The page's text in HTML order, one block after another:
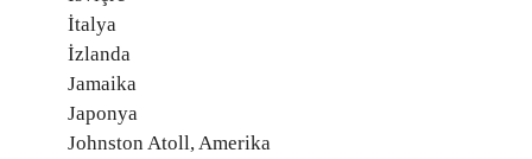
İtalya
İzlanda
Jamaika
Japonya
Johnston Atoll, Amerika